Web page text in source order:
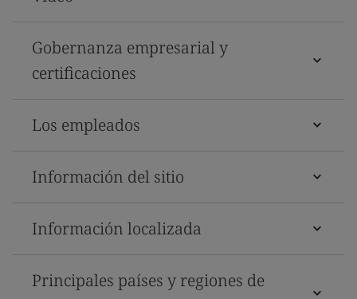
Gobernanza empresarial y
certificaciones
Los empleados
Información del sitio
Información localizada
Principales países y regiones de